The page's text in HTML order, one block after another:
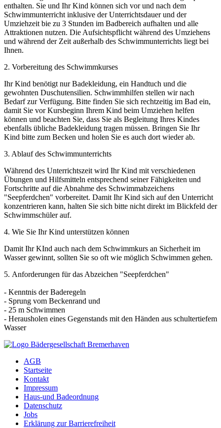
enthalten. Sie und Ihr Kind können sich vor und nach dem
Schwimmunterricht inklusive der Unterrichtsdauer und der
Umziehzeit bie zu 3 Stunden im Badbereich aufhalten und alle
Attraktionen nutzen. Die Aufsichtspflicht während des Umziehens
und während der Zeit außerhalb des Schwimmunterrichts liegt bei
Ihnen.
2. Vorbereitung des Schwimmkurses
Ihr Kind benötigt nur Badekleidung, ein Handtuch und die
gewohnten Duschutensilien. Schwimmhilfen stellen wir nach
Bedarf zur Verfügung. Bitte finden Sie sich rechtzeitig im Bad ein,
damit Sie vor Kursbeginn Ihrem Kind beim Umziehen helfen
können und beachten Sie, dass Sie als Begleitung Ihres Kindes
ebenfalls übliche Badekleidung tragen müssen. Bringen Sie Ihr
Kind bitte zum Becken und holen Sie es auch dort wieder ab.
3. Ablauf des Schwimmunterrichts
Während des Unterrichtszeit wird Ihr Kind mit verschiedenen
Übungen und Hilfsmitteln entsprechend seiner Fähigkeiten und
Fortschritte auf die Abnahme des Schwimmabzeichens
"Seepferdchen" vorbereitet. Damit Ihr Kind sich auf den Unterricht
konzentrieren kann, halten Sie sich bitte nicht direkt im Blickfeld der
Schwimmschüler auf.
4. Wie Sie Ihr Kind unterstützen können
Damit Ihr KInd auch nach dem Schwimmkurs an Sicherheit im
Wasser gewinnt, sollten Sie so oft wie möglich Schwimmen gehen.
5. Anforderungen für das Abzeichen "Seepferdchen"
- Kenntnis der Baderegeln
- Sprung vom Beckenrand und
- 25 m Schwimmen
- Herausholen eines Gegenstands mit den Händen aus schultertiefem
Wasser
AGB
Startseite
Kontakt
Impressum
Haus-und Badeordnung
Datenschutz
Jobs
Erklärung zur Barrierefreiheit